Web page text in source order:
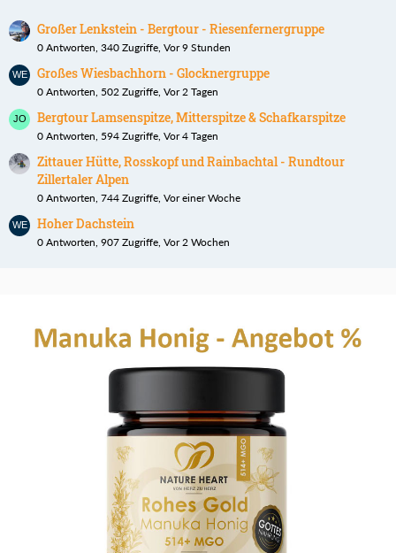
Großer Lenkstein - Bergtour - Riesenfernergruppe
0 Antworten, 340 Zugriffe, Vor 9 Stunden
Großes Wiesbachhorn - Glocknergruppe
0 Antworten, 502 Zugriffe, Vor 2 Tagen
Bergtour Lamsenspitze, Mitterspitze & Schafkarspitze
0 Antworten, 594 Zugriffe, Vor 4 Tagen
Zittauer Hütte, Rosskopf und Rainbachtal - Rundtour
Zillertaler Alpen
0 Antworten, 744 Zugriffe, Vor einer Woche
Hoher Dachstein
0 Antworten, 907 Zugriffe, Vor 2 Wochen